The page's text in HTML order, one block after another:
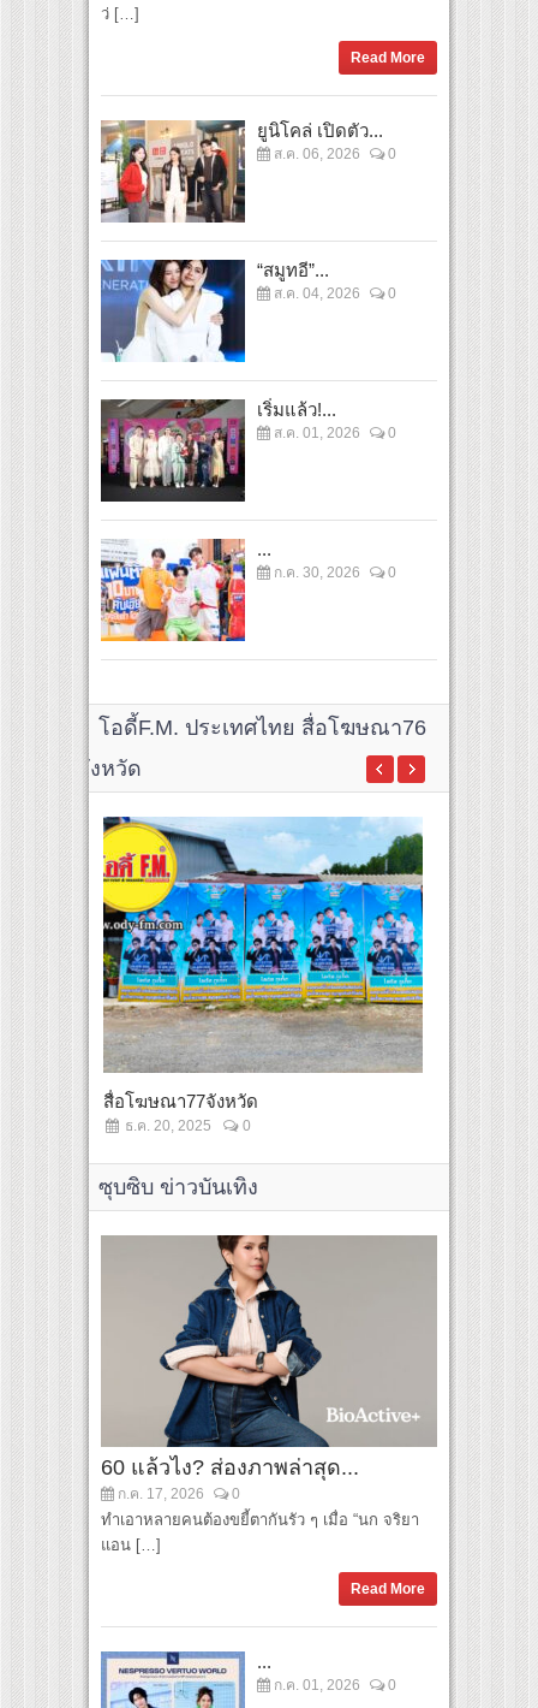
ว่ […]
Read More
ยูนิโคล่ เปิดตัว...
ส.ค. 06, 2026 0
“สมูทอี”...
ส.ค. 04, 2026 0
เริ่มแล้ว!...
ส.ค. 01, 2026 0
...
ก.ค. 30, 2026 0
โอดี้F.M. ประเทศไทย สื่อโฆษณา76
จังหวัด
สื่อโฆษณา77จังหวัด
ธ.ค. 20, 2025 0
ป้ายกองโจ
ธ.ค. 20,
ซุบซิบ ข่าวบันเทิง
60 แล้วไง? ส่องภาพล่าสุด...
ก.ค. 17, 2026 0
ทำเอาหลายคนต้องขยี้ตากันรัว ๆ เมื่อ “นก จริยา
แอน […]
Read More
...
ก.ค. 01, 2026 0